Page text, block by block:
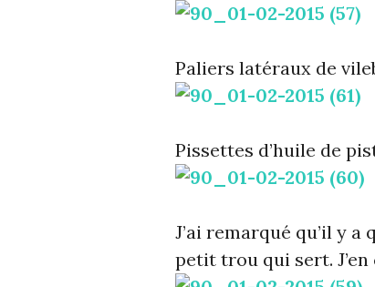
Paliers latéraux de
Pissettes d’huile de
J’ai remarqué qu’il y
petit trou qui sert.